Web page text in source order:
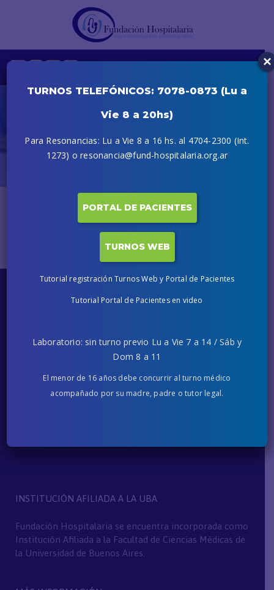
Paoli Bibiana
El perfil del profesional estará disponible próximamente.
Turnos +54 011 7078-0873
info@fh.org.ar
¿Dónde estamos?
Ver Nuevos Ingresos
INSTITUCIÓN AFILIADA A LA UBA
Fundación Hospitalaria se encuentra incorporada como
Institución Afiliada a la Facultad de Ciencias Médicas de
la Universidad de Buenos Aires.
TURNOS TELEFÓNICOS: 7078-0873 (Lu a
Vie 8 a 20hs)
Para Resonancias: Lu a Vie 8 a 16 hs. al 4704-2300 (Int.
1273) o resonancia@fund-hospitalaria.org.ar
PORTAL DE PACIENTES
TURNOS WEB
Tutorial registración Turnos Web y Portal de Pacientes
Tutorial Portal de Pacientes en video
Laboratorio: sin turno previo Lu a Vie 7 a 14 / Sáb y
Dom 8 a 11
El menor de 16 años debe concurrir al turno médico
acompañado por su madre, padre o tutor legal.
×